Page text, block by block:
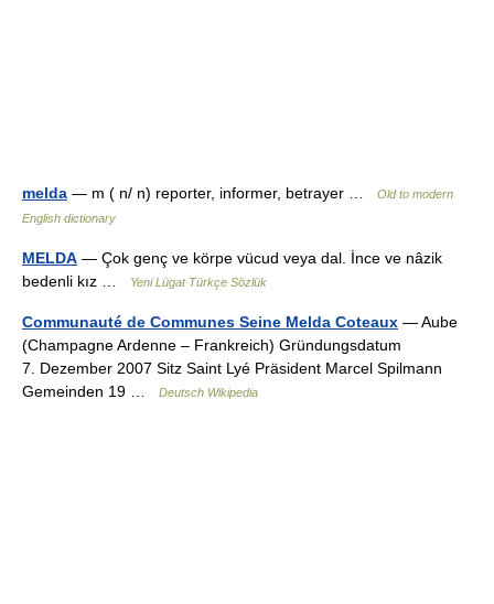
melda — m ( n/ n) reporter, informer, betrayer …
Old to modern
English dictionary
MELDA — Çok genç ve körpe vücud veya dal. İnce ve nâzik
bedenli kız …
Yeni Lügat Türkçe Sözlük
Communauté de Communes Seine Melda Coteaux — Aube
(Champagne Ardenne – Frankreich) Gründungsdatum
7. Dezember 2007 Sitz Saint Lyé Präsident Marcel Spilmann
Gemeinden 19 …
Deutsch Wikipedia